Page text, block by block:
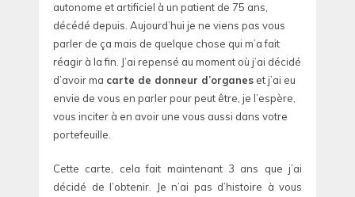
autonome et artificiel à un patient de 75 ans,
décédé depuis. Aujourd’hui je ne viens pas vous
parler de ça mais de quelque chose qui m’a fait
réagir à la fin. J’ai repensé au moment où j’ai décidé
d’avoir ma carte de donneur d’organes et j’ai eu
envie de vous en parler pour peut être, je l’espère,
vous inciter à en avoir une vous aussi dans votre
portefeuille.
Cette carte, cela fait maintenant 3 ans que j’ai
décidé de l’obtenir. Je n’ai pas d’histoire à vous